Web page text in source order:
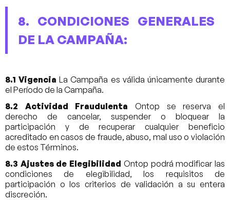
8. CONDICIONES GENERALES
DE LA CAMPAÑA:
8.1 Vigencia La Campaña es válida únicamente durante
el Período de la Campaña.
8.2 Actividad Fraudulenta Ontop se reserva el
derecho de cancelar, suspender o bloquear la
participación y de recuperar cualquier beneficio
acreditado en casos de fraude, abuso, mal uso o violación
de estos Términos.
8.3 Ajustes de Elegibilidad Ontop podrá modificar las
condiciones de elegibilidad, los requisitos de
participación o los criterios de validación a su entera
discreción.